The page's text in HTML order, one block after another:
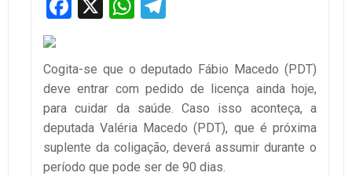
Facebook
X WhatsApp
Cogita-se que o deputado Fábio Macedo (PDT)
deve entrar com pedido de licença ainda hoje,
para cuidar da saúde. Caso isso aconteça, a
deputada Valéria Macedo (PDT), que é próxima
suplente da coligação, deverá assumir durante o
período que pode ser de 90 dias.